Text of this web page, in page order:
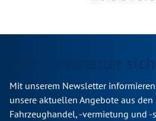
Jetzt Newsletter
Mit unserem Newsletter
unsere aktuellen Angebote aus den
Fahrzeughandel, -vermietung und